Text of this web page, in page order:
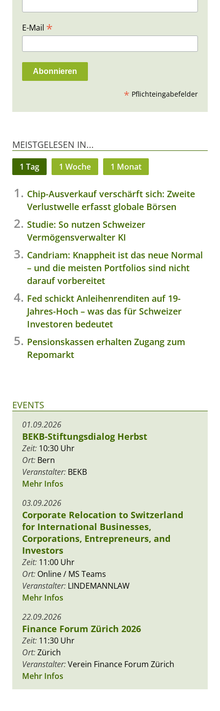
E-Mail *
* Pflichteingabefelder
MEISTGELESEN IN...
1 Tag 1 Woche 1 Monat
Chip-Ausverkauf verschärft sich: Zweite
Verlustwelle erfasst globale Börsen
Studie: So nutzen Schweizer
Vermögensverwalter KI
Candriam: Knappheit ist das neue Normal
– und die meisten Portfolios sind nicht
darauf vorbereitet
Fed schickt Anleihenrenditen auf 19-
Jahres-Hoch – was das für Schweizer
Investoren bedeutet
Pensionskassen erhalten Zugang zum
Repomarkt
EVENTS
01.09.2026
BEKB-Stiftungsdialog Herbst
Zeit: 10:30 Uhr
Ort: Bern
Veranstalter: BEKB
Mehr Infos
03.09.2026
Corporate Relocation to Switzerland
for International Businesses,
Corporations, Entrepreneurs, and
Investors
Zeit: 11:00 Uhr
Ort: Online / MS Teams
Veranstalter: LINDEMANNLAW
Mehr Infos
22.09.2026
Finance Forum Zürich 2026
Zeit: 11:30 Uhr
Ort:Zürich
Veranstalter:Verein Finance Forum Zürich
Mehr Infos